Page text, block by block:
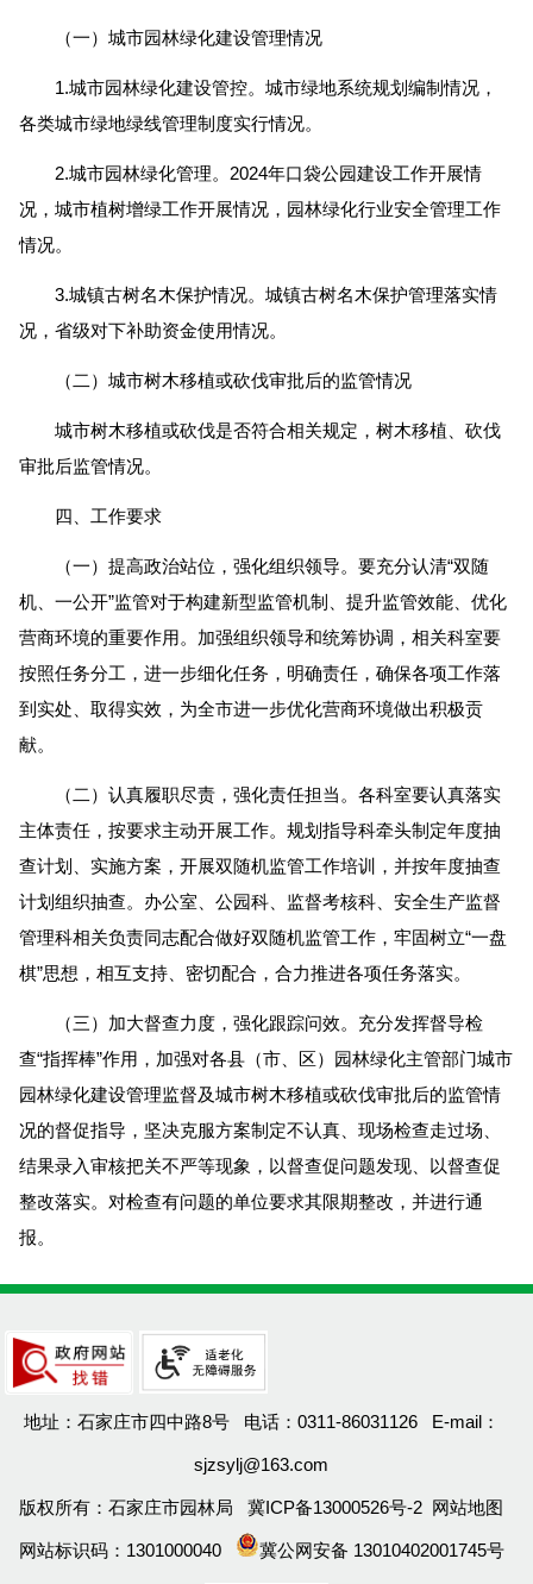
（一）城市园林绿化建设管理情况
1.城市园林绿化建设管控。城市绿地系统规划编制情况，
各类城市绿地绿线管理制度实行情况。
2.城市园林绿化管理。2024年口袋公园建设工作开展情
况，城市植树增绿工作开展情况，园林绿化行业安全管理工作
情况。
3.城镇古树名木保护情况。城镇古树名木保护管理落实情
况，省级对下补助资金使用情况。
（二）城市树木移植或砍伐审批后的监管情况
城市树木移植或砍伐是否符合相关规定，树木移植、砍伐
审批后监管情况。
四、工作要求
（一）提高政治站位，强化组织领导。要充分认清“双随
机、一公开”监管对于构建新型监管机制、提升监管效能、优化
营商环境的重要作用。加强组织领导和统筹协调，相关科室要
按照任务分工，进一步细化任务，明确责任，确保各项工作落
到实处、取得实效，为全市进一步优化营商环境做出积极贡
献。
（二）认真履职尽责，强化责任担当。各科室要认真落实
主体责任，按要求主动开展工作。规划指导科牵头制定年度抽
查计划、实施方案，开展双随机监管工作培训，并按年度抽查
计划组织抽查。办公室、公园科、监督考核科、安全生产监督
管理科相关负责同志配合做好双随机监管工作，牢固树立“一盘
棋”思想，相互支持、密切配合，合力推进各项任务落实。
（三）加大督查力度，强化跟踪问效。充分发挥督导检
查“指挥棒”作用，加强对各县（市、区）园林绿化主管部门城市
园林绿化建设管理监督及城市树木移植或砍伐审批后的监管情
况的督促指导，坚决克服方案制定不认真、现场检查走过场、
结果录入审核把关不严等现象，以督查促问题发现、以督查促
整改落实。对检查有问题的单位要求其限期整改，并进行通
报。